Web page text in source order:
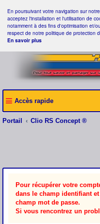
En poursuivant votre navigation sur
acceptez l'installation et l'utilisation de
notamment à des fins d'optimisation et/
respect de notre politique de protection
En savoir plus
Accès rapide
Portail Clio RS Concept ®
Pour récupérer votre
dans le champ identifiant
champ mot de passe.
Si vous rencontrez un